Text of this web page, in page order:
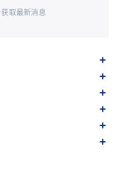
取最新消息